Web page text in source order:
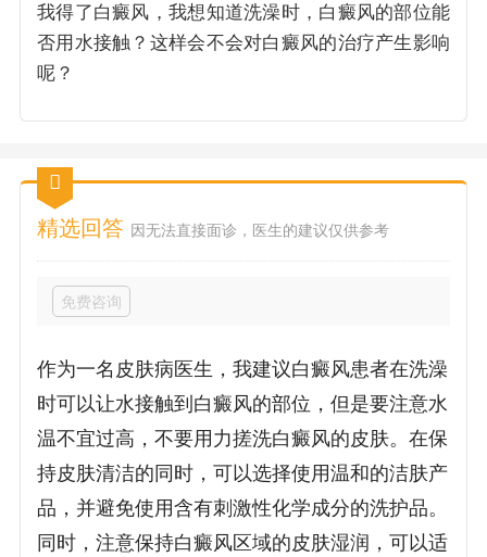
我得了白癜风，我想知道洗澡时，白癜风的部位能
否用水接触？这样会不会对白癜风的治疗产生影响
呢？
精选回答 因无法直接面诊，医生的建议仅供参考
免费咨询
作为一名皮肤病医生，我建议白癜风患者在洗澡
时可以让水接触到白癜风的部位，但是要注意水
温不宜过高，不要用力搓洗白癜风的皮肤。在保
持皮肤清洁的同时，可以选择使用温和的洁肤产
品，并避免使用含有刺激性化学成分的洗护品。
同时，注意保持白癜风区域的皮肤湿润，可以适